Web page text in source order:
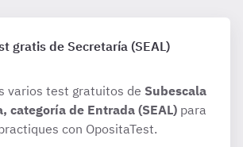
gratis de Secretaría (SEAL)
varios test gratuitos de Subescala
categoría de Entrada (SEAL) para
con OpositaTest.